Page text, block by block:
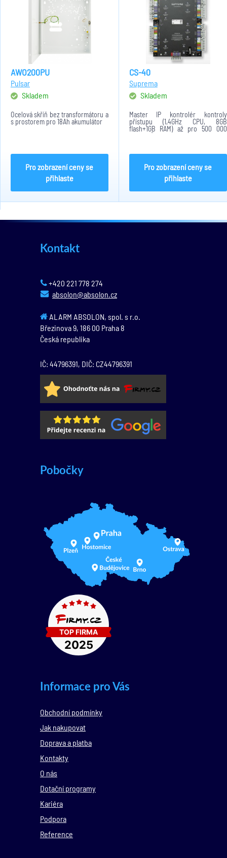
AWO200PU
Pulsar
Skladem
Ocelová skříň bez transformátoru a
s prostorem pro 18Ah akumulátor
Pro zobrazení ceny se
přihlaste
CS-40
Suprema
Skladem
Master IP kontrolér kontroly
přístupu (1,4GHz CPU, 8GB
flash+1GB RAM) až pro 500 000
uživatelů a 64 slave zařízení
Pro zobrazení ceny se
přihlaste
Kontakt
+420 221 778 274
absolon@absolon.cz
ALARM ABSOLON, spol. s r.o.
Březinova 9, 186 00 Praha 8
Česká republika
IČ: 44796391, DIČ: CZ44796391
Pobočky
Informace pro Vás
Obchodní podmínky
Jak nakupovat
Doprava a platba
Kontakty
O nás
Dotační programy
Kariéra
Podpora
Reference